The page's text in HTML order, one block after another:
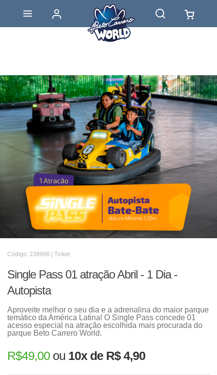
Código: 239996 | Ticket
Single Pass 01 atração Abril - 1 Dia -
Autopista
Aproveite melhor o seu dia e a adrenalina do maior parque
temático da América Latina! O Single Pass concede 01
acesso especial na atração escolhida mais procurada do
parque Beto Carrero World.
R$49,00 ou 10x de R$ 4,90